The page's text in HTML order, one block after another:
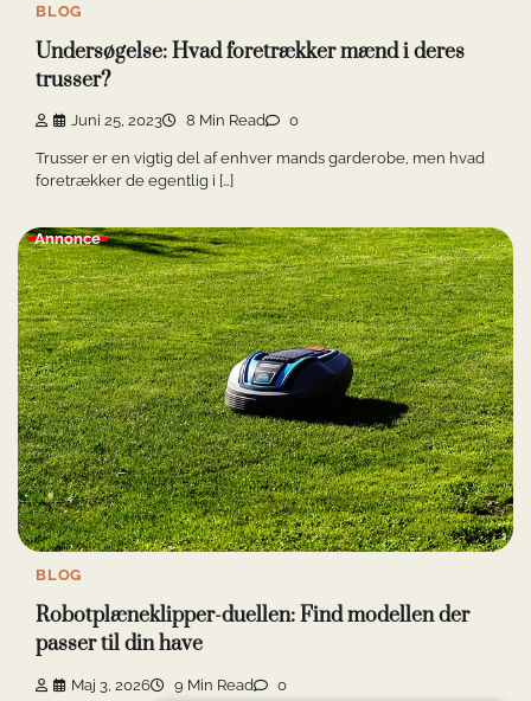
BLOG
Undersøgelse: Hvad foretrækker mænd i deres
trusser?
Juni 25, 2023 8 Min Read 0
Trusser er en vigtig del af enhver mands garderobe, men hvad
foretrækker de egentlig i […]
Annonce
BLOG
Robotplæneklipper-duellen: Find modellen der
passer til din have
Maj 3, 2026 9 Min Read 0